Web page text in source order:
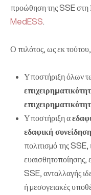
προώθηση της SSE στη
MedESS
Ο πιλότος, ως εκ
Υποστήριξη όλων
Υποστήριξη α
εδαφική συνείδηση
πολιτισμό της
ευαισθητοποίησης,
SSE, ανταλλαγής
ή μεσογειακές